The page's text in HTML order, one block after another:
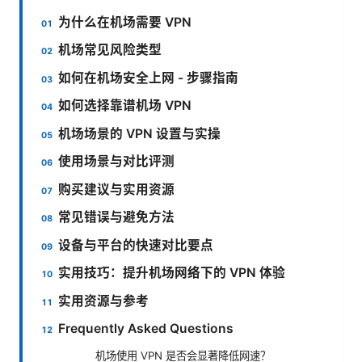
为什么在机场需要 VPN
机场常见风险类型
如何在机场安全上网 - 步骤指南
如何选择靠谱机场 VPN
机场场景的 VPN 设置与实操
使用场景与对比评测
购买建议与实用资源
常见错误与避免方法
设备与平台的快速对比要点
实用技巧：提升机场网络下的 VPN 体验
实用资源与参考
Frequently Asked Questions
机场使用 VPN 是否会显著降低网速？